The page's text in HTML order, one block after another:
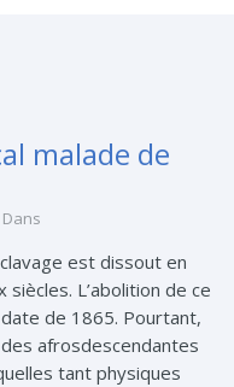
malade de
Dans
est dissout en
L’abolition de ce
de 1865. Pourtant,
afrosdescendantes
tant physiques